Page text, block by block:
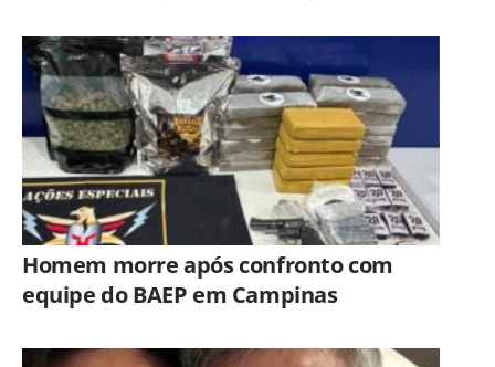
Homem morre após confronto com
equipe do BAEP em Campinas